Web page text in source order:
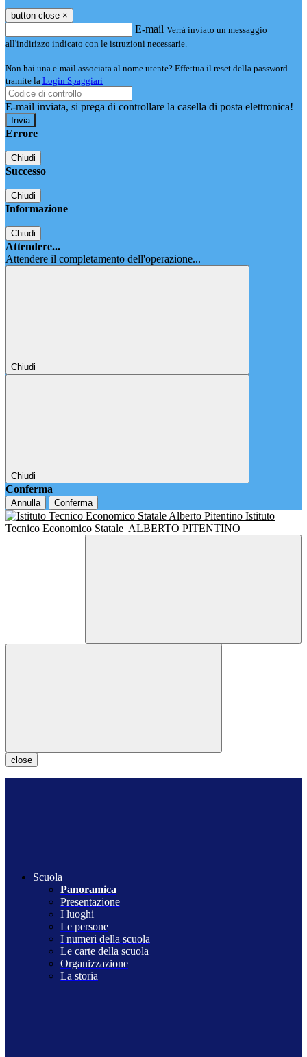
button close ×
E-mail Verrà inviato un messaggio
all'indirizzo indicato con le istruzioni necessarie.
Non hai una e-mail associata al nome utente? Effettua il reset della password
tramite la Login Spaggiari
E-mail inviata, si prega di controllare la casella di posta elettronica!
Errore
Chiudi
Successo
Chiudi
Informazione
Chiudi
Attendere...
Attendere il completamento dell'operazione...
Chiudi
Chiudi
Conferma
Annulla Conferma
Istituto
Tecnico Economico Statale ALBERTO PITENTINO
close
Scuola
Panoramica
Presentazione
I luoghi
Le persone
I numeri della scuola
Le carte della scuola
Organizzazione
La storia